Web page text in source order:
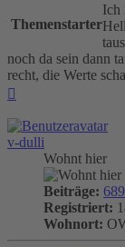
Themenstarter
Ich
noch da sein dann
recht, die Werte
v-dulli
Wohnt hier
Beiträge:
Registriert:
Wohnort: